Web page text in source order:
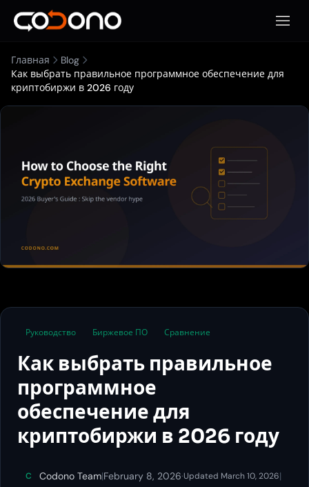
Главная
Blog
Как выбрать правильное программное обеспечение для
криптобиржи в 2026 году
Руководство Биржевое ПО Сравнение
Как выбрать правильное
программное
обеспечение для
криптобиржи в 2026 году
C Codono Team|February 8, 2026·Updated March 10, 2026|